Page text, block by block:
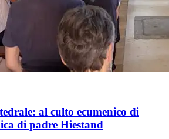
al culto ecumenico di
di padre Hiestand